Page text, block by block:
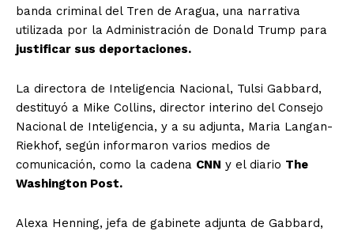
banda criminal del Tren de Aragua, una narrativa
utilizada por la Administración de Donald Trump para
justificar sus deportaciones.
La directora de Inteligencia Nacional, Tulsi Gabbard,
destituyó a Mike Collins, director interino del Consejo
Nacional de Inteligencia, y a su adjunta, Maria Langan-
Riekhof, según informaron varios medios de
comunicación, como la cadena CNN y el diario The
Washington Post.
Alexa Henning, jefa de gabinete adjunta de Gabbard,